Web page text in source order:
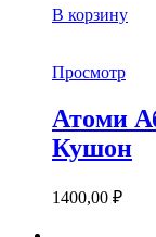
В корзину
Просмотр
Атоми
Кушон
1400,00 ₽